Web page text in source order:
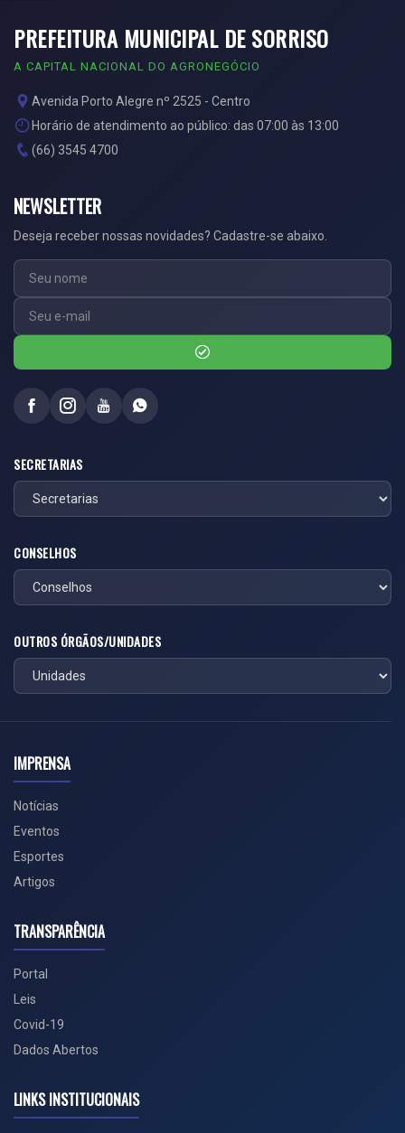
PREFEITURA MUNICIPAL DE SORRISO
A CAPITAL NACIONAL DO AGRONEGÓCIO
Avenida Porto Alegre nº 2525 - Centro
Horário de atendimento ao público: das 07:00 às 13:00
(66) 3545 4700
NEWSLETTER
Deseja receber nossas novidades? Cadastre-se abaixo.
SECRETARIAS
CONSELHOS
OUTROS ÓRGÃOS/UNIDADES
IMPRENSA
Notícias
Eventos
Esportes
Artigos
TRANSPARÊNCIA
Portal
Leis
Covid-19
Dados Abertos
LINKS INSTITUCIONAIS